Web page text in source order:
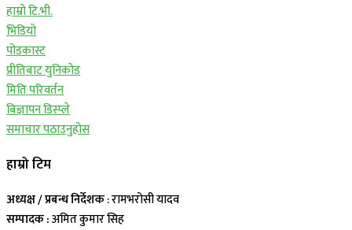
हाम्रो टि.भी.
भिडियो
पोडकास्ट
प्रीतिबाट युनिकोड
मिति परिवर्तन
बिज्ञापन डिस्प्ले
समाचार पठाउनुहोस
हाम्रो टिम
अध्यक्ष / प्रबन्ध निर्देशक: रामभरोसी यादव
सम्पादक :अमित कुमार सिह